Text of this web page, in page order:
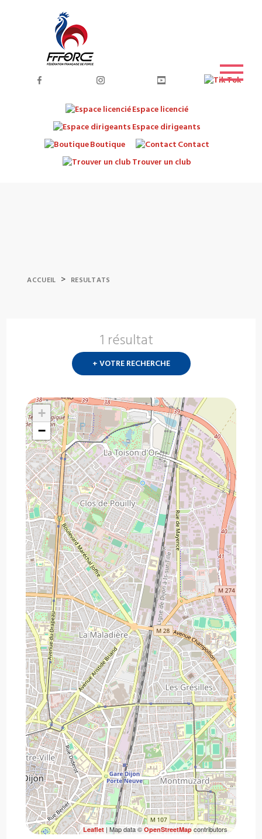
Espace licencié
Espace dirigeants
Boutique
Contact
Trouver un club
ACCUEIL > RESULTATS
1 résultat
+ VOTRE RECHERCHE
+
−
Leaflet| Map data ©OpenStreetMapcontributors